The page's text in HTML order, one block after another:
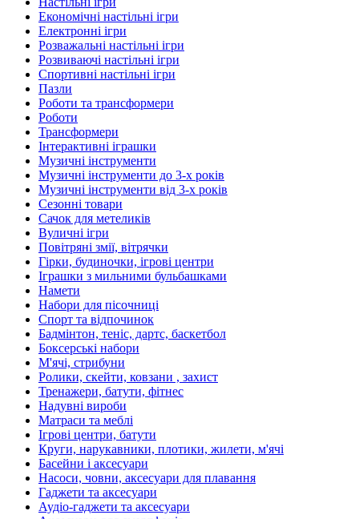
Економічні настільні ігри
Електронні ігри
Розважальні настільні ігри
Розвиваючі настільні ігри
Спортивні настільні ігри
Пазли
Роботи та трансформери
Роботи
Трансформери
Інтерактивні іграшки
Музичні інструменти
Музичні інструменти до 3-х років
Музичні інструменти від 3-х років
Сезонні товари
Сачок для метеликів
Вуличні ігри
Повітряні змії, вітрячки
Гірки, будиночки, ігрові центри
Іграшки з мильними бульбашками
Намети
Набори для пісочниці
Спорт та відпочинок
Бадмінтон, теніс, дартс, баскетбол
Боксерські набори
М'ячі, стрибуни
Ролики, скейти, ковзани , захист
Тренажери, батути, фітнес
Надувні вироби
Матраси та меблі
Ігрові центри, батути
Круги, нарукавники, плотики, жилети, м'ячі
Басейни і аксесуари
Насоси, човни, аксесуари для плавання
Гаджети та аксесуари
Аудіо-гаджети та аксесуари